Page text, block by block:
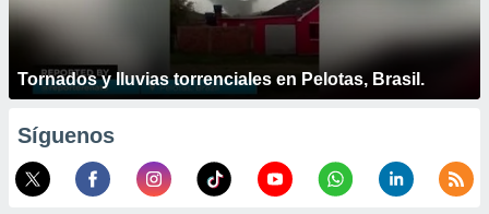
Tornados y lluvias torrenciales en Pelotas, Brasil.
Síguenos